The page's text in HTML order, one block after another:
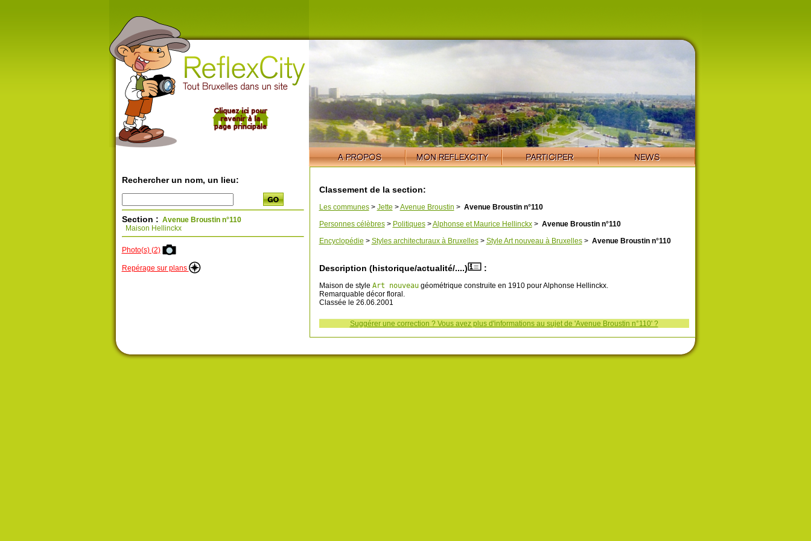
Rechercher un nom, un lieu:
Section : Avenue Broustin n°110
Maison Hellinckx
Photo(s) (2)
Repérage sur plans
Classement de la section:
Les communes> Jette >Avenue Broustin > Avenue Broustin n°110
Personnes célèbres> Politiques>Alphonse et Maurice Hellinckx> Avenue Broustin n°110
Encyclopédie > Styles architecturaux à Bruxelles> Style Art nouveau à Bruxelles> Avenue Broustin n°110
Description (historique/actualité/....) :
Maison de style Art nouveaugéométrique construite en 1910 pour Alphonse Hellinckx.
Remarquable décor floral.
Classée le 26.06.2001
Suggérer une correction ? Vous avez plus d'informations au sujet de 'Avenue Broustin n°110' ?